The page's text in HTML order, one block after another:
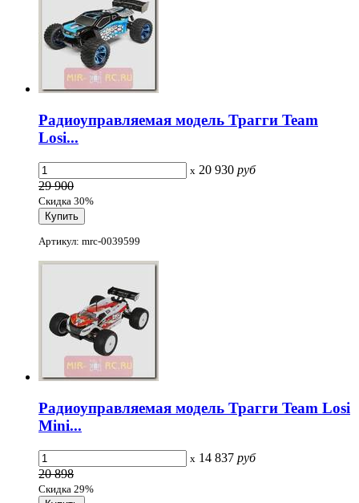
Радиоуправляемая модель Трагги Team
Losi...
x 20 930 руб
29 900
Скидка 30%
Артикул: mrc-0039599
Радиоуправляемая модель Трагги Team Losi
Mini...
x 14 837 руб
20 898
Скидка 29%